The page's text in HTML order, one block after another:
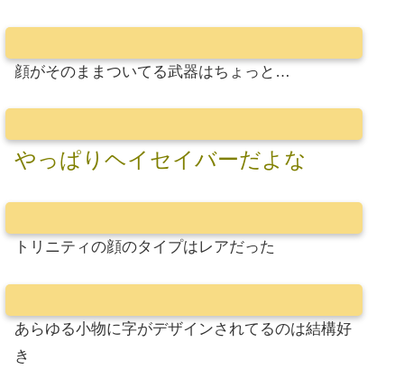
顔がそのままついてる武器はちょっと…
やっぱりヘイセイバーだよな
トリニティの顔のタイプはレアだった
あらゆる小物に字がデザインされてるのは結構好
き